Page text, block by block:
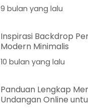
9 bulan yang lalu
Inspirasi Backdrop
Modern Minimalis
10 bulan yang lalu
Panduan Lengkap
Undangan Online